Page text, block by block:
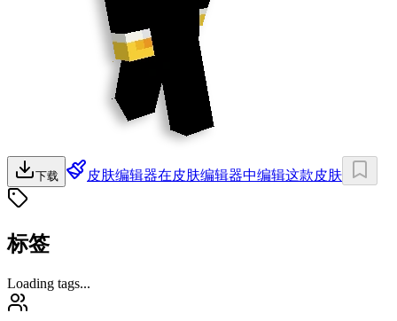
下载 皮肤编辑器在皮肤编辑器中编辑这款皮肤
标签
Loading tags...